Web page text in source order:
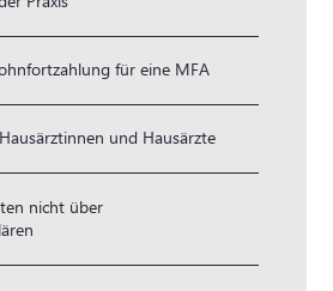
für eine MFA
und Hausärzte
nicht über